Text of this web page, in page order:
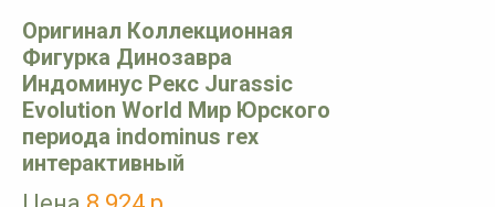
Оригинал Коллекционная
Фигурка Динозавра
Индоминус Рекс Jurassic
Evolution World Мир Юрского
периода indominus rex
интерактивный